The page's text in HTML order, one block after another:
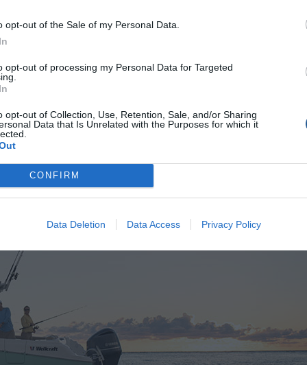
opt-out of the Sale of my Personal Data.
opt-out of processing my Personal Data for Targeted
opt-out of Collection, Use, Retention, Sale, and/or Sharing
Data that Is Unrelated with the Purposes for which it
CONFIRM
Data Deletion Data Access Privacy Policy
πλαστικά από 10,01 έως 11 μέτρα που οι πωλήσεις
το 2023. Στην ίδια κατηγορία σκαφών από 9,01 έως 10
2023. Από την άλλη πλευρά στα φουσκωτά σημαντική
με 80% και πωλήσεις από 10 σε 2 σκάφη. Επίσης, και τα
μειώθηκαν κατά 26,77% με 93 σκάφη το 2023, έναντι 127
στα φουσκωτά σκάφη από 3,01 έως 4 μέτρα που οι
123 σκάφη για το 2023.